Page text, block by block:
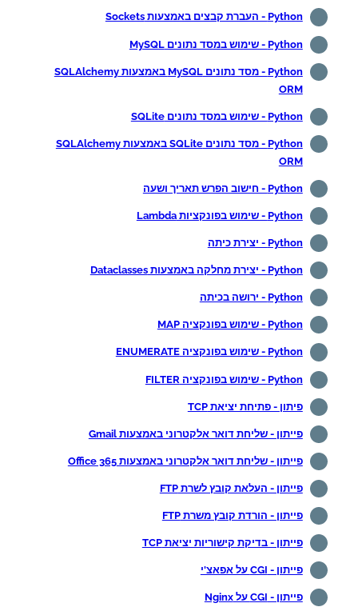
Python - העברת קבצים באמצעות Sockets
Python - שימוש במסד נתונים MySQL
Python - מסד נתונים MySQL באמצעות SQLAlchemy
Python - שימוש במסד נתונים SQLite
Python - מסד נתונים SQLite באמצעות SQLAlchemy
Python - חישוב הפרש תאריך ושעה
Python - שימוש בפונקציות Lambda
Python - יצירת כיתה
Python - יצירת מחלקה באמצעות Dataclasses
Python - ירושה בכיתה
Python - שימוש בפונקציה MAP
Python - שימוש בפונקציה ENUMERATE
Python - שימוש בפונקציה FILTER
פיתון - פתיחת יציאת TCP
פייתון - שליחת דואר אלקטרוני באמצעות Gmail
פייתון - שליחת דואר אלקטרוני באמצעות Office 365
פייתון - העלאת קובץ לשרת FTP
פייתון - הורדת קובץ משרת FTP
פייתון - בדיקת קישוריות יציאת TCP
פייתון - CGI על אפאצ'י
פייתון - CGI על Nginx